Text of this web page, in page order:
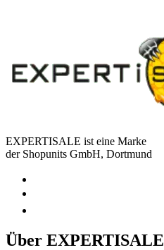
EXPERTISALE ist eine Marke
der Shopunits GmbH, Dortmund
Über EXPERTISALE